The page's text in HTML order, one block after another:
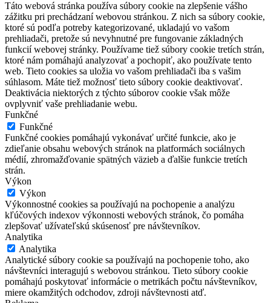
Táto webová stránka používa súbory cookie na zlepšenie vášho
zážitku pri prechádzaní webovou stránkou. Z nich sa súbory cookie,
ktoré sú podľa potreby kategorizované, ukladajú vo vašom
prehliadači, pretože sú nevyhnutné pre fungovanie základných
funkcií webovej stránky. Používame tiež súbory cookie tretích strán,
ktoré nám pomáhajú analyzovať a pochopiť, ako používate tento
web. Tieto cookies sa uložia vo vašom prehliadači iba s vašim
súhlasom. Máte tiež možnosť tieto súbory cookie deaktivovať.
Deaktivácia niektorých z týchto súborov cookie však môže
ovplyvniť vaše prehliadanie webu.
Funkčné
Funkčné
Funkčné cookies pomáhajú vykonávať určité funkcie, ako je
zdieľanie obsahu webových stránok na platformách sociálnych
médií, zhromažďovanie spätných väzieb a ďalšie funkcie tretích
strán.
Výkon
Výkon
Výkonnostné cookies sa používajú na pochopenie a analýzu
kľúčových indexov výkonnosti webových stránok, čo pomáha
zlepšovať užívateľskú skúsenosť pre návštevníkov.
Analytika
Analytika
Analytické súbory cookie sa používajú na pochopenie toho, ako
návštevníci interagujú s webovou stránkou. Tieto súbory cookie
pomáhajú poskytovať informácie o metrikách počtu návštevníkov,
miere okamžitých odchodov, zdroji návštevnosti atď.